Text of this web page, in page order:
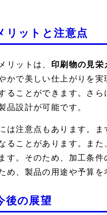
リットと注意点
リットは、 印刷物の見栄
かで美しい仕上がりを
ることができます。さら
品設計が可能です。
は注意点もあります。
ることがあります。ま
す。そのため、加工条
め、製品の用途や予算
後の展望